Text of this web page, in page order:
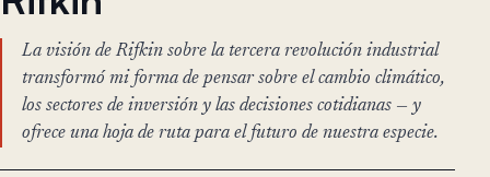
La visión de Rifkin sobre la tercera revolución industrial
transformó mi forma de pensar sobre el cambio climático,
los sectores de inversión y las decisiones cotidianas — y
ofrece una hoja de ruta para el futuro de nuestra especie.